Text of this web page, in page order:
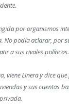
por organismos
podía aclarar, por
a sus rivales políticos.
viene Linera y dice
y sus cuentas